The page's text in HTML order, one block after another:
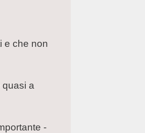
e che non
a
-